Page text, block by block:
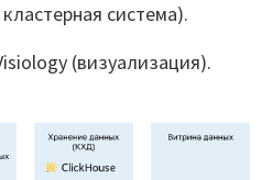
система).
(визуализация).